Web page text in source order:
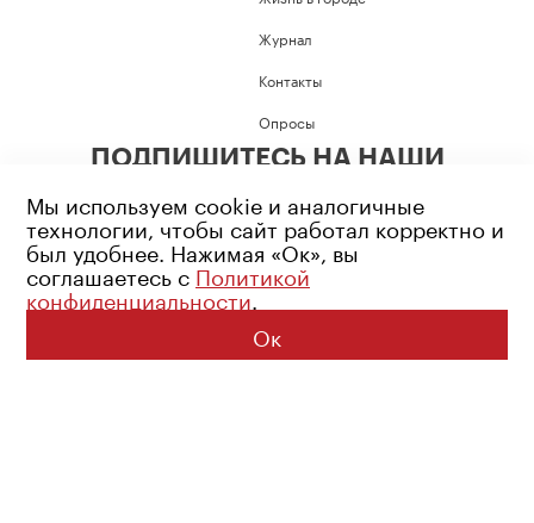
Журнал
Контакты
Опросы
ПОДПИШИТЕСЬ НА НАШИ
Возрастное ограничение: 16+
Политика конфиденциальности
© 2026 Все права защищены
Мы используем cookie и аналогичные
технологии, чтобы сайт работал корректно и
был удобнее. Нажимая «Ок», вы
соглашаетесь с Политикой
конфиденциальности.
Ок